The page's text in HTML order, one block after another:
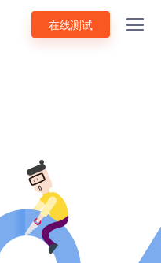
在线测试